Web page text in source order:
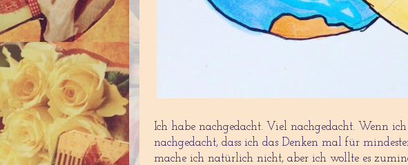
Ich habe nachgedacht. Viel nachgedacht. Wenn ich
nachgedacht, dass ich das Denken mal für
mache ich natürlich nicht, aber ich wollte es